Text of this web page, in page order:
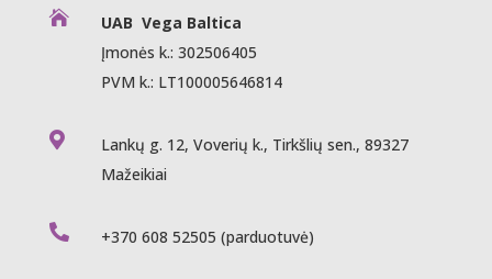

UAB Vega Baltica
Įmonės k.: 302506405
PVM k.: LT100005646814

Lankų g. 12, Voverių k., Tirkšlių sen., 89327
Mažeikiai
 +370 608 52505 (parduotuvė)